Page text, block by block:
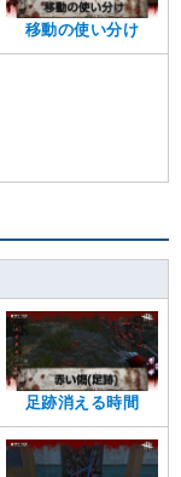
移動の使い分け
足跡消える時間